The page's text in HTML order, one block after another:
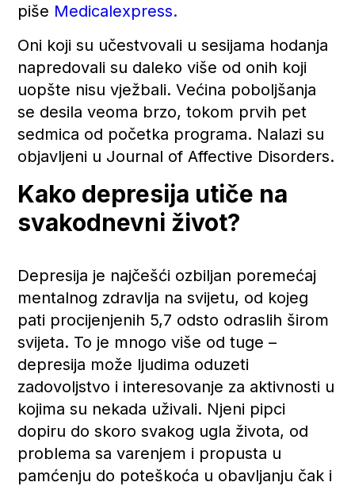
piše Medicalexpress.
Oni koji su učestvovali u sesijama hodanja
napredovali su daleko više od onih koji
uopšte nisu vježbali. Većina poboljšanja
se desila veoma brzo, tokom prvih pet
sedmica od početka programa. Nalazi su
objavljeni u Journal of Affective Disorders.
Kako depresija utiče na
svakodnevni život?
Depresija je najčešći ozbiljan poremećaj
mentalnog zdravlja na svijetu, od kojeg
pati procijenjenih 5,7 odsto odraslih širom
svijeta. To je mnogo više od tuge –
depresija može ljudima oduzeti
zadovoljstvo i interesovanje za aktivnosti u
kojima su nekada uživali. Njeni pipci
dopiru do skoro svakog ugla života, od
problema sa varenjem i propusta u
pamćenju do poteškoća u obavljanju čak i